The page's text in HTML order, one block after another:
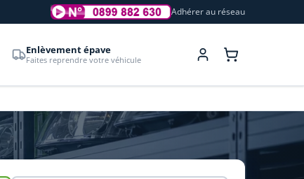
Adhérer au réseau
Enlèvement épave
Faites reprendre votre véhicule